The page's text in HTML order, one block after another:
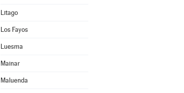
Litago
Los Fayos
Luesma
Mainar
Maluenda